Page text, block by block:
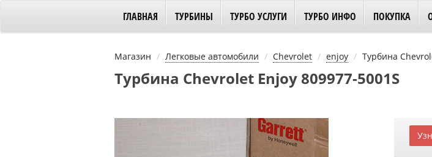
ГЛАВНАЯ ТУРБИНЫ ТУРБО УСЛУГИ ТУРБО ИНФО ПОКУПКА
Магазин Легковые автомобили Chevrolet enjoy Турбина
Турбина Chevrolet Enjoy 809977-5001S